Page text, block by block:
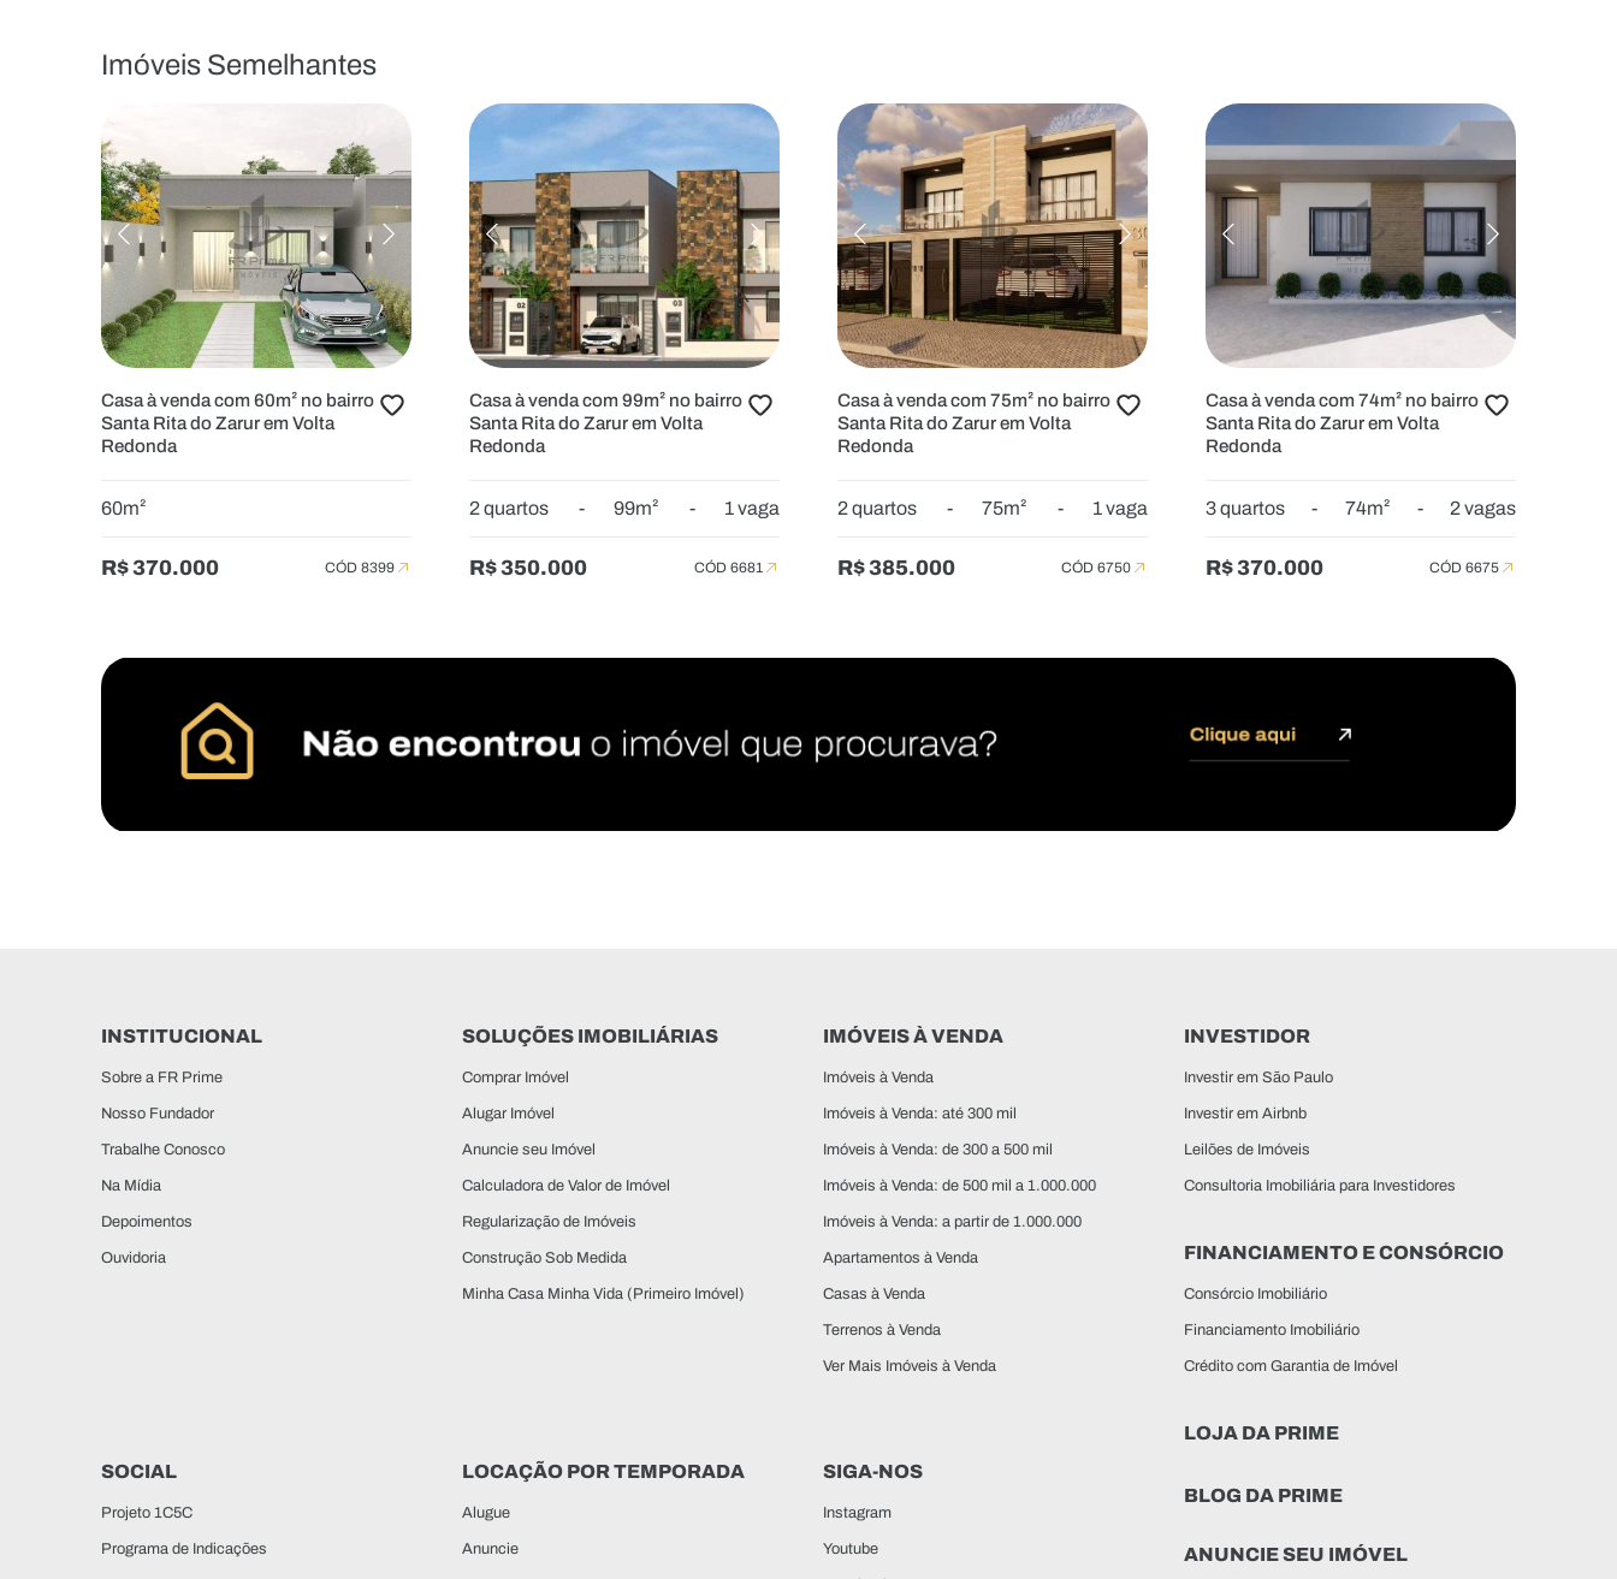
Imóveis Semelhantes
Casa à venda com 60m² no bairro
Santa Rita do Zarur em Volta
Redonda
60m²
R$ 370.000 CÓD 8399
Casa à venda com 99m² no bairro
Santa Rita do Zarur em Volta
Redonda
2 quartos - 99m² - 1 vaga
R$ 350.000 CÓD 6681
Casa à venda com 75m² no bairro
Santa Rita do Zarur em Volta
Redonda
2 quartos - 75m² - 1 vaga
R$ 385.000 CÓD 6750
Casa à venda com 74m² no bairro
Santa Rita do Zarur em Volta
Redonda
3 quartos - 74m² - 2 vagas
R$ 370.000 CÓD 6675
INSTITUCIONAL
Sobre a FR Prime
Nosso Fundador
Trabalhe Conosco
Na Mídia
Depoimentos
Ouvidoria
SOLUÇÕES IMOBILIÁRIAS
Comprar Imóvel
Alugar Imóvel
Anuncie seu Imóvel
Calculadora de Valor de Imóvel
Regularização de Imóveis
Construção Sob Medida
Minha Casa Minha Vida (Primeiro Imóvel)
IMÓVEIS À VENDA
Imóveis à Venda
Imóveis à Venda: até 300 mil
Imóveis à Venda: de 300 a 500 mil
Imóveis à Venda: de 500 mil a 1.000.000
Imóveis à Venda: a partir de 1.000.000
Apartamentos à Venda
Casas à Venda
Terrenos à Venda
Ver Mais Imóveis à Venda
SOCIAL
Projeto 1C5C
Programa de Indicações
LOCAÇÃO POR TEMPORADA
Alugue
Anuncie
SIGA-NOS
Instagram
Youtube
INVESTIDOR
Investir em São Paulo
Investir em Airbnb
Leilões de Imóveis
Consultoria Imobiliária para Investidores
FINANCIAMENTO E CONSÓRCIO
Consórcio Imobiliário
Financiamento Imobiliário
Crédito com Garantia de Imóvel
LOJA DA PRIME
BLOG DA PRIME
ANUNCIE SEU IMÓVEL